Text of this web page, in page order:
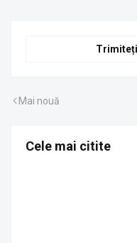
Mai nouă
Cele mai citite